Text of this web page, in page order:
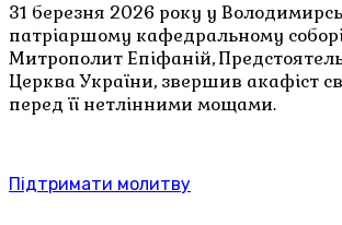
31 березня 2026 року у
патріаршому кафедральному
Митрополит Епіфаній,
Церква України, звершив акафіст
перед її нетлінними мощами.
Підтримати молитву